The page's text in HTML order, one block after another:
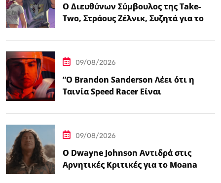
Ο Διευθύνων Σύμβουλος της Take-
Two, Στράους Ζέλνικ, Συζητά για το
09/08/2026
“Ο Brandon Sanderson Λέει ότι η
Ταινία Speed Racer Είναι
09/08/2026
Ο Dwayne Johnson Αντιδρά στις
Αρνητικές Κριτικές για το Moana